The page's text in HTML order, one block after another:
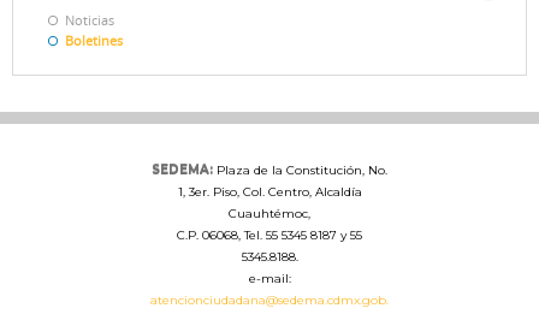
Noticias
Boletines
SEDEMA: Plaza de la Constitución, No.
1, 3er. Piso, Col. Centro, Alcaldía
Cuauhtémoc,
C.P. 06068, Tel. 55 5345 8187 y 55
5345.8188.
e-mail:
atencionciudadana@sedema.cdmx.gob.